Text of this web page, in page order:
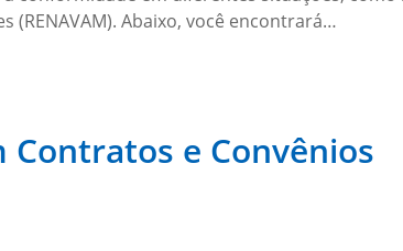
(RENAVAM). Abaixo, você encontrará…
Contratos e Convênios